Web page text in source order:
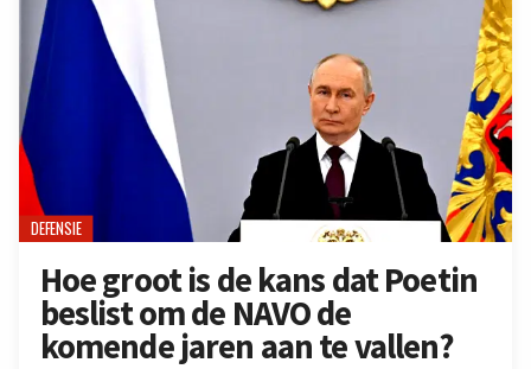
DEFENSIE
Hoe groot is de kans dat Poetin
beslist om de NAVO de
komende jaren aan te vallen?